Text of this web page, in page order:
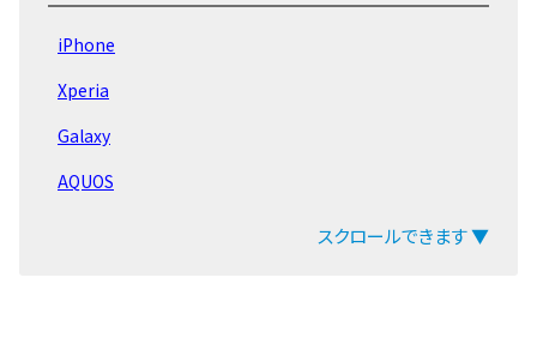
iPhone
Xperia
Galaxy
AQUOS
スクロールできます ▼